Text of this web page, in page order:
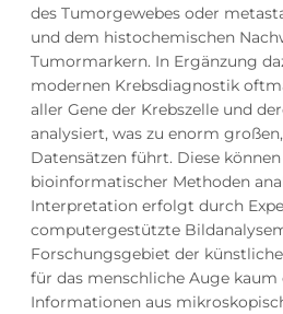
des Tumorgewebes oder
und dem histochemischen
Tumormarkern. In Ergänzung
modernen Krebsdiagnostik
aller Gene der Krebszelle und
analysiert, was zu enorm
Datensätzen führt. Diese
bioinformatischer Methoden
Interpretation erfolgt durch
computergestützte
Forschungsgebiet der
für das menschliche Auge kaum
Informationen aus